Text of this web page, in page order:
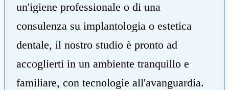
un'igiene professionale o di una
consulenza su implantologia o estetica
dentale, il nostro studio è pronto ad
accoglierti in un ambiente tranquillo e
familiare, con tecnologie all'avanguardia.